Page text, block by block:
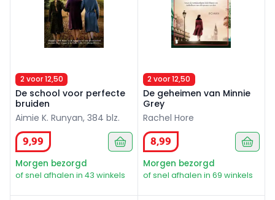
2 voor 12,50
De school voor perfecte
bruiden
Aimie K. Runyan, 384 blz.
9,99
Morgen bezorgd
of snel afhalen in 43 winkels
2 voor 12,50
De geheimen van Minnie
Grey
Rachel Hore
8,99
Morgen bezorgd
of snel afhalen in 69 winkels